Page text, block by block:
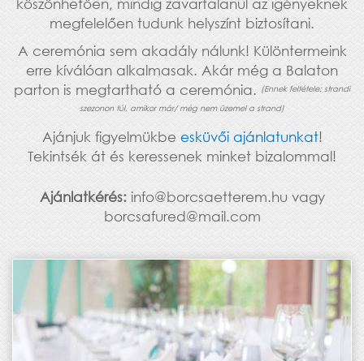
köszönhetően, mindig zavartalanul az igényeknek
megfelelően tudunk helyszínt biztosítani.
A ceremónia sem akadály nálunk! Különtermeink
erre kíválóan alkalmasak. Akár még a Balaton
parton is megtartható a ceremónia.(Ennek feltétele: strandi
szezonon túl, amikor már/ még nem üzemel a strand)
Ajánjuk figyelmükbeesküvői ajánlatunkat!
Tekintsék át és keressenek minket bizalommal!
Ajánlatkérés:info@borcsaetterem.hu vagy
borcsafured@mail.com